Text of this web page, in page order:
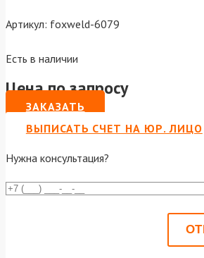
Артикул: foxweld-6079
Есть в наличии
Цена по запросу
ЗАКАЗАТЬ
ВЫПИСАТЬ СЧЕТ НА ЮР. ЛИЦО
Нужна консультация?